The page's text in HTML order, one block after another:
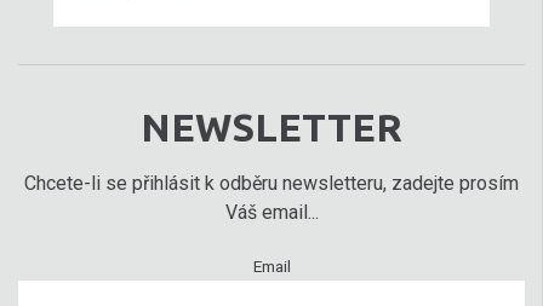
NEWSLETTER
Chcete-li se přihlásit k odběru newsletteru, zadejte prosím
Váš email...
Email